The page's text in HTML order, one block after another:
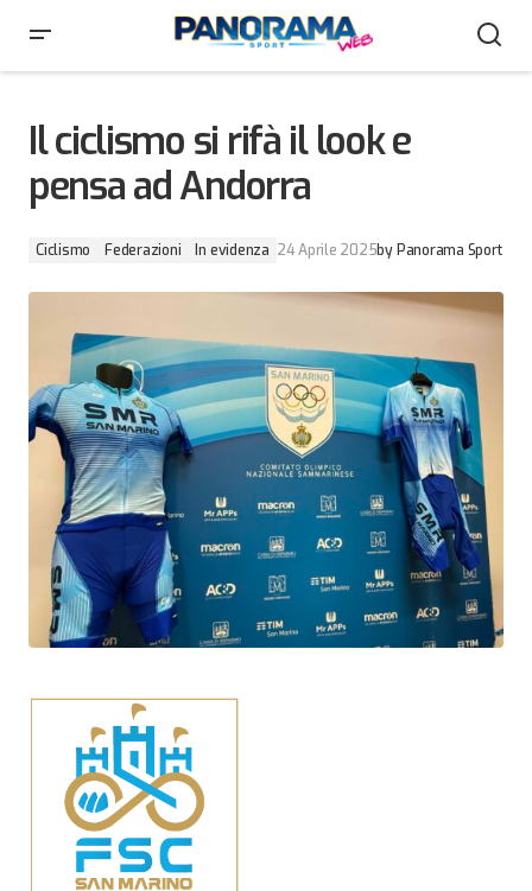
Il ciclismo si rifà il look e
pensa ad Andorra
Ciclismo Federazioni In evidenza 24 Aprile 2025by Panorama Sport